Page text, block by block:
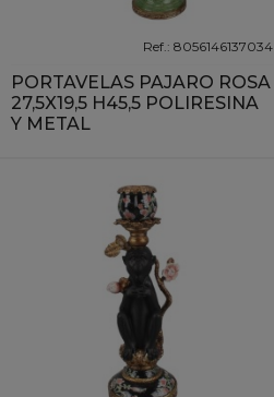
Ref.: 8056146137034
PORTAVELAS PAJARO ROSA
27,5X19,5 H45,5 POLIRESINA
Y METAL